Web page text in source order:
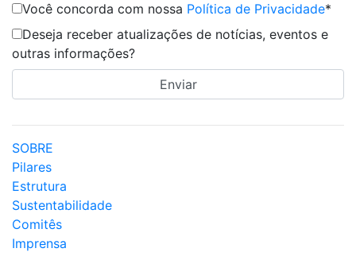
Você concorda com nossa Política de Privacidade*
Deseja receber atualizações de notícias, eventos e
outras informações?
SOBRE
Pilares
Estrutura
Sustentabilidade
Comitês
Imprensa